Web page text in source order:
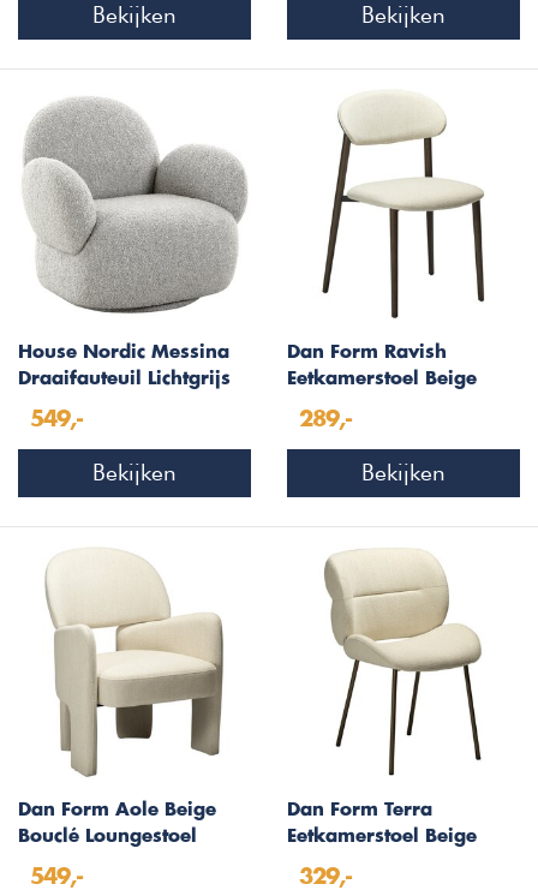
Bekijken Bekijken
House Nordic Messina
Draaifauteuil Lichtgrijs
549,-
Bekijken
Dan Form Ravish
Eetkamerstoel Beige
Essenhout
289,-
Bekijken
Dan Form Aole Beige
Bouclé Loungestoel
549,-
Dan Form Terra
Eetkamerstoel Beige
329,-